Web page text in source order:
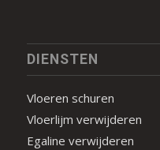
DIENSTEN
Vloeren schuren
Vloerlijm verwijderen
Egaline verwijderen